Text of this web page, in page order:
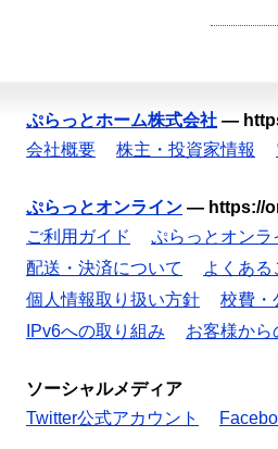
ぷらっとホーム株式会社 —
会社概要
株主・投資家情報
ぷらっとオンライン — https://
ご利用ガイド
ぷらっとオンラ
配送・決済について
よくある
個人情報取り扱い方針
校費・
IPv6への取り組み
お客様から
ソーシャルメディア
Twitter公式アカウント